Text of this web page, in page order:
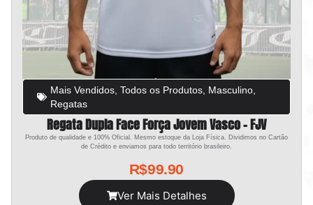
Mais Vendidos, Todos os Produtos, Masculino,
Regatas
Regata Dupla Face Força Jovem Vasco – FJV
Produto de qualidade e 100% Oficial. Mesmo estoque da Loja Física. Dividimos no Cartão
de Crédito e enviamos para todo território brasileiro.
R$99.90
Ver Mais Detalhes